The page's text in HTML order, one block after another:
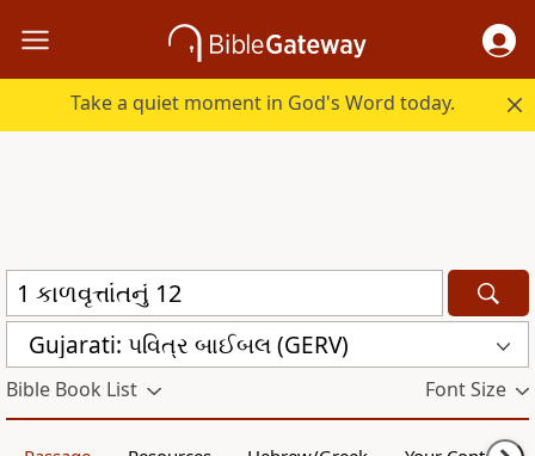
Take a quiet moment in God's Word today.
Gujarati: પવિત્ર બાઈબલ (GERV)
Bible Book List Font Size